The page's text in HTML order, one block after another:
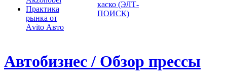
Практика
рынка от
Аvito Авто
каско (ЭЛТ-
ПОИСК)
Автобизнес / Обзор прессы